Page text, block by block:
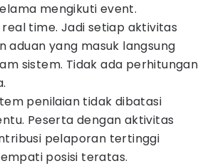
mengikuti event.
time. Jadi setiap aktivitas
aduan yang masuk langsung
sistem. Tidak ada perhitungan
penilaian tidak dibatasi
Peserta dengan aktivitas
pelaporan tertinggi
posisi teratas.